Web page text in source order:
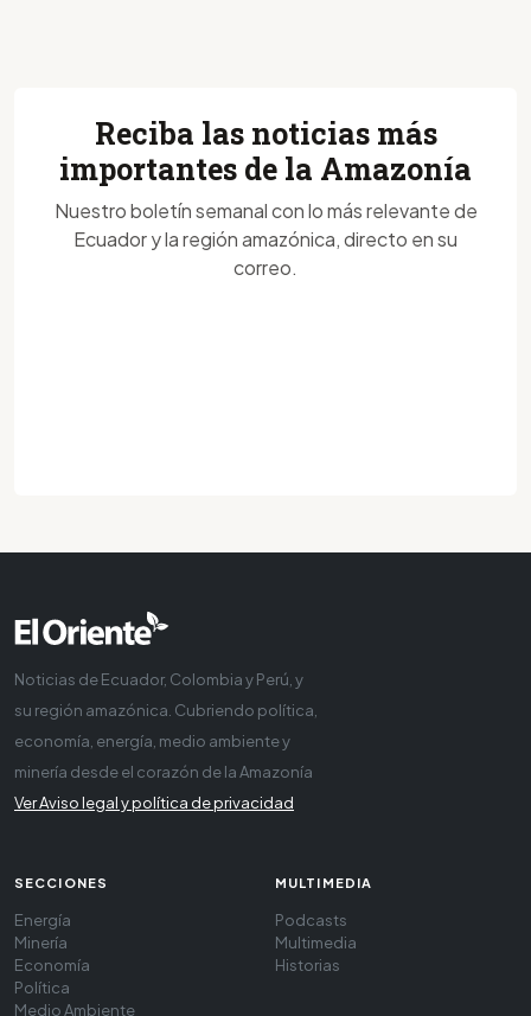
Reciba las noticias más
importantes de la Amazonía
Nuestro boletín semanal con lo más relevante de
Ecuador y la región amazónica, directo en su
correo.
Noticias de Ecuador, Colombia y Perú, y
su región amazónica. Cubriendo política,
economía, energía, medio ambiente y
minería desde el corazón de la Amazonía
Ver Aviso legal y política de privacidad
SECCIONES
Energía
Minería
Economía
Política
Medio Ambiente
MULTIMEDIA
Podcasts
Multimedia
Historias